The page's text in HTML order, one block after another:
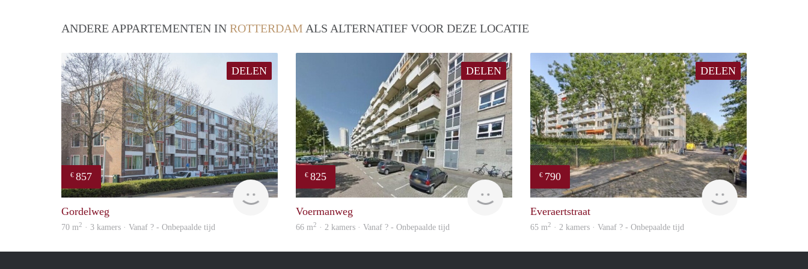
ANDERE APPARTEMENTEN IN ROTTERDAM ALS ALTERNATIEF VOOR DEZE LOCATIE
DELEN
€ 857
Woning
Gordelweg
70 m2 · 3 kamers · Vanaf ? - Onbepaalde tijd
DELEN
€ 825
rent
Voermanweg
66 m2 · 2 kamers · Vanaf ? - Onbepaalde tijd
DELEN
€ 790
finder
Everaertstraat
65 m2 · 2 kamers · Vanaf ? - Onbepaalde tijd